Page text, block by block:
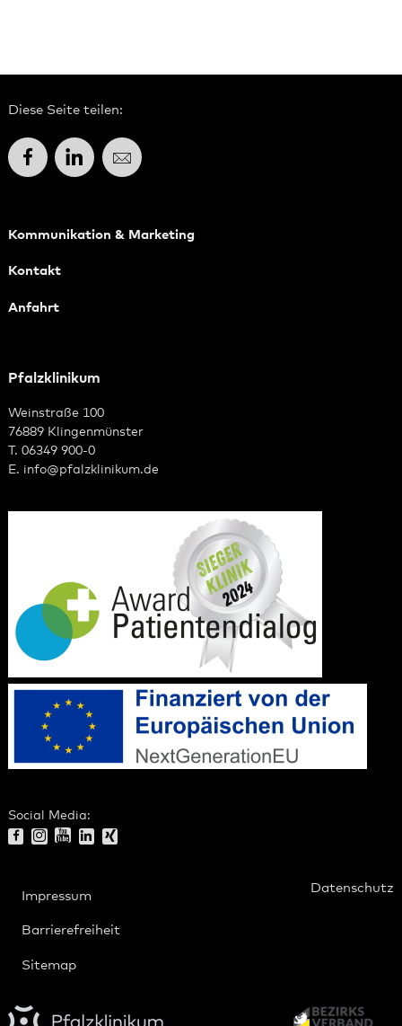
Diese Seite teilen:
FacebookLinkedInE-Mail
Kommunikation & Marketing
Kontakt
Anfahrt
Pfalzklinikum
Weinstraße 100
76889 Klingenmünster
T. 06349 900-0
E. info@pfalzklinikum.de
Social Media:
Impressum
Datenschutz
Barrierefreiheit
Sitemap